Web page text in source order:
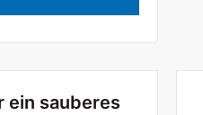
ein sauberes